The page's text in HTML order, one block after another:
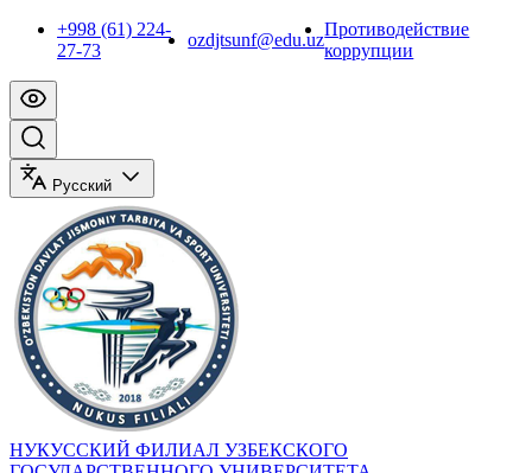
+998 (61) 224-
27-73
ozdjtsunf@edu.uz
Противодействие
коррупции
Русский
НУКУССКИЙ ФИЛИАЛ УЗБЕКСКОГО